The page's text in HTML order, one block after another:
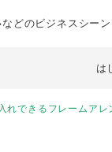
どのビジネスシーン
は
れできるフレームア